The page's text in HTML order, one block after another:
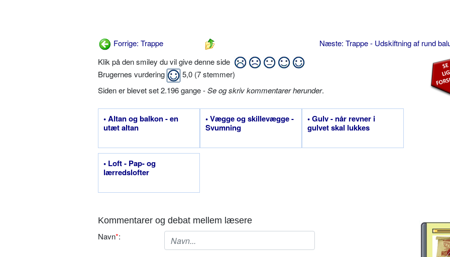
Forrige: Trappe
Næste: Trappe - Udskiftning af rund
Klik på den smiley du vil give denne side
Brugernes vurdering
5,0 (7stemmer)
Siden er blevet set 2.196 gange -Se og skriv kommentarer herunder.
• Altan og balkon - en
utæt altan
• Vægge og skillevægge -
Svumning
• Gulv - når revner i
gulvet skal lukkes
• Loft - Pap- og
lærredslofter
Kommentarer og debat mellem læsere
Navn*: